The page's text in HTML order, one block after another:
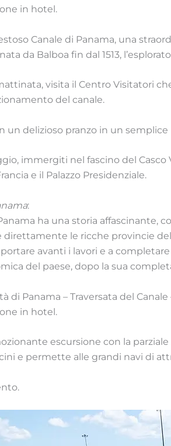
in hotel.
Canale di Panama, una
da Balboa fin dal 1513,
visita il Centro Visitatori
del canale.
un delizioso pranzo in un
immergiti nel fascino del Casco
e il Palazzo Presidenziale.
:
ha una storia affascinante,
direttamente le ricche provincie
avanti i lavori e a
del paese, dopo la sua
di Panama – Traversata del
in hotel.
escursione con la
e permette alle grandi navi di